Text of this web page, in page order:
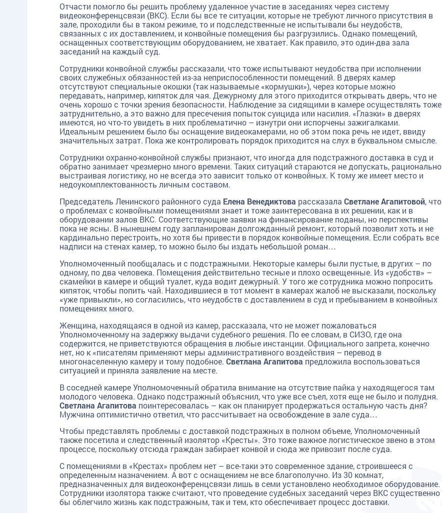
Отчасти помогло бы решить проблему удаленное участие в заседаниях через систему
видеоконференцсвязи (ВКС). Если бы все те ситуации, которые не требуют личного присутствия в
зале, проходили бы в таком режиме, то и подследственные не испытывали бы неудобств,
связанных с их доставлением, и конвойные помещения бы разгрузились. Однако помещений,
оснащенных соответствующим оборудованием, не хватает. Как правило, это один-два зала
заседаний на каждый суд.
Сотрудники конвойной службы рассказали, что тоже испытывают неудобства при исполнении
своих служебных обязанностей из-за неприспособленности помещений. В дверях камер
отсутствуют специальные окошки (так называемые «кормушки»), через которые можно
передавать, например, кипяток для чая. Дежурному для этого приходится открывать дверь, что не
очень хорошо с точки зрения безопасности. Наблюдение за сидящими в камере осуществлять тоже
затруднительно, а это важно для пресечения попыток суицида или насилия. «Глазки» в дверях
имеются, но что-то увидеть в них проблематично – изнутри они испорчены зажигалками.
Идеальным решением было бы оснащение видеокамерами, но об этом пока речь не идет, ввиду
значительных затрат. Пока же контролировать порядок приходится на слух в буквальном смысле.
Сотрудники охранно-конвойной службы признают, что иногда для подстражного доставка в суд и
обратно занимает чрезмерно много времени. Таких ситуаций стараются не допускать, рационально
выстраивая логистику, но не всегда это зависит только от конвойных. К тому же имеет место и
недоукомплектованность личным составом.
Председатель Ленинского районного суда Елена Венедиктова рассказала Светлане Агапитовой, что
о проблемах с конвойными помещениями знает и тоже заинтересована в их решении, как и в
оборудовании залов ВКС. Соответствующие заявки на финансирование поданы, но перспективы
пока не ясны. В нынешнем году запланирован долгожданный ремонт, который позволит хоть и не
кардинально перестроить, но хотя бы привести в порядок конвойные помещения. Если собрать все
надписи на стенах камер, то можно было бы издать небольшой роман…
Уполномоченный пообщалась и с подстражными. Некоторые камеры были пустые, в других – по
одному, по два человека. Помещения действительно тесные и плохо освещенные. Из «удобств» –
скамейки в камере и общий туалет, куда водит дежурный. У того же сотрудника можно попросить
кипяток, чтобы попить чай. Находившиеся в тот момент в камерах жалоб не высказали, поскольку
«уже привыкли», но согласились, что неудобств с доставлением в суд и пребыванием в конвойных
помещениях много.
Женщина, находящаяся в одной из камер, рассказала, что не может пожаловаться
Уполномоченному на задержку выдачи судебного решения. По ее словам, в СИЗО, где она
содержится, не приветствуются обращения в любые инстанции. Официального запрета, конечно
нет, но к «писателям применяют меры административного воздействия – перевод в
многонаселенную камеру и тому подобное. Светлана Агапитова предложила воспользоваться
ситуацией и приняла заявление на месте.
В соседней камере Уполномоченный обратила внимание на отсутствие пайка у находящегося там
молодого человека. Однако подстражный объяснил, что уже все съел, хотя еще не было и полудня.
Светлана Агапитова поинтересовалась – как он планирует продержаться остальную часть дня?
Мужчина оптимистично ответил, что рассчитывает на освобождение в зале суда…
Чтобы представлять проблемы с доставкой подстражных в полном объеме, Уполномоченный
также посетила и следственный изолятор «Кресты». Это тоже важное логистическое звено в этом
процессе, поскольку отсюда граждан забирает конвой и сюда же привозит после суда.
С помещениями в «Крестах» проблем нет – все-таки это современное здание, строившееся с
определенным назначением. А вот с оснащением не все благополучно. Из 30 комнат,
предназначенных для видеоконференцсвязи лишь в семи установлено необходимое оборудование.
Сотрудники изолятора также считают, что проведение судебных заседаний через ВКС существенно
бы облегчило жизнь как подстражным, так и тем, кто обеспечивает процесс доставки.